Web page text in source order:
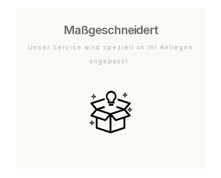
Maßgeschneidert
Unser Service wird speziell an Ihr Anliegen
angepasst.